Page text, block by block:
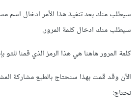
سيطلب منك ادخال كلمة المرور.
كلمة المرور هاهنا هي هذا الرمز الذي قمنا للتو
الآن وقد قمت بهذا سنحتاج بالطبع مشاركة
نحتاج: